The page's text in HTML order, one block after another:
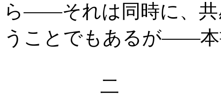
ら――それは同時に、共
うことでもあるが――本
二